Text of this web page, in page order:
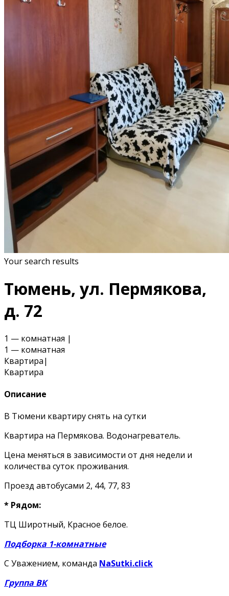
Your search results
Тюмень, ул. Пермякова,
д. 72
1 — комнатная |
1 — комнатная
Квартира|
Квартира
Описание
В Тюмени квартиру снять на сутки
Квартира на Пермякова. Водонагреватель.
Цена меняться в зависимости от дня недели и
количества суток проживания.
Проезд автобусами 2, 44, 77, 83
* Рядом:
ТЦ Широтный, Красное белое.
Подборка 1-комнатные
С Уважением, команда NaSutki.click
Группа ВК